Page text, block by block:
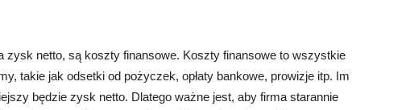
zysk netto, są koszty finansowe. Koszty finansowe to wszystkie
takie jak odsetki od pożyczek, opłaty bankowe, prowizje itp. Im
będzie zysk netto. Dlatego ważne jest, aby firma starannie